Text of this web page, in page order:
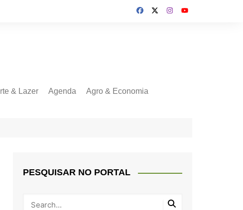
& Lazer Agenda Agro & Economia
PESQUISAR NO PORTAL